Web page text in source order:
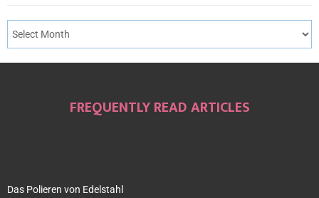
FREQUENTLY READ ARTICLES
Das Polieren von Edelstahl